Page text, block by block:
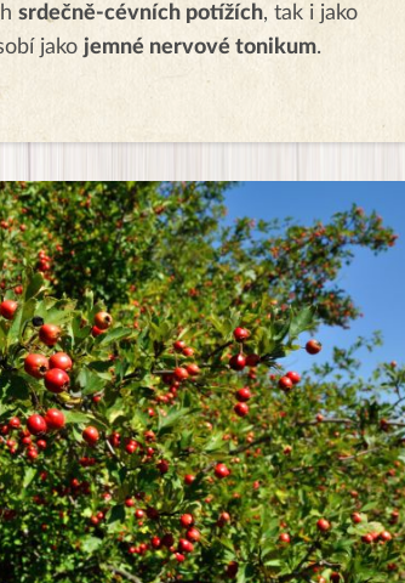
srdečně-cévních potížích, tak i jako
jako jemné nervové tonikum.